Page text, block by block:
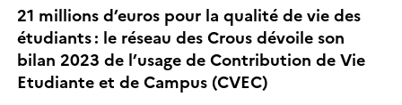
21 millions d’euros pour la qualité de vie des
étudiants : le réseau des Crous dévoile son
bilan 2023 de l’usage de Contribution de Vie
Etudiante et de Campus (CVEC)